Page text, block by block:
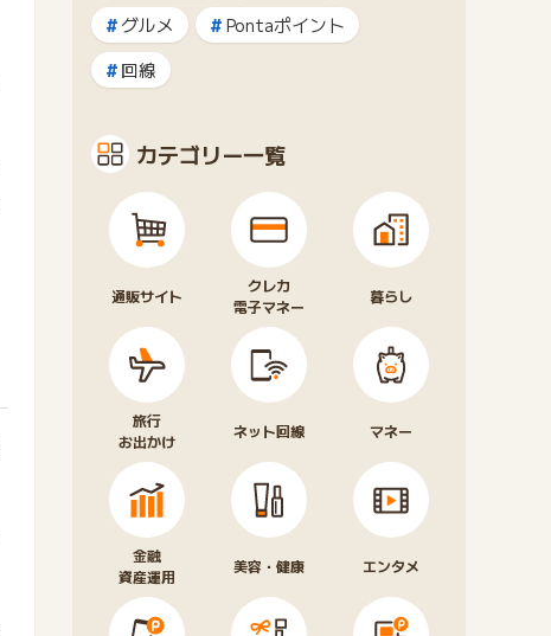
グルメ
Pontaポイント
回線
カテゴリー一覧
通販サイト
クレカ
電子マネー
暮らし
旅行
お出かけ
ネット回線 マネー
金融
資産運用
美容・健康 エンタメ